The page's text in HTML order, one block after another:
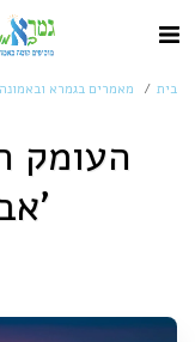
בית מאמרים בגמרא ובאמונה
העומק